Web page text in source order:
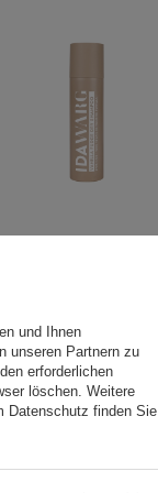
Shampoo -
Trockenes
Shampoo für das
Haar - Vanilla
und Ihnen
unseren Partnern zu
erforderlichen
löschen. Weitere
Datenschutz finden Sie